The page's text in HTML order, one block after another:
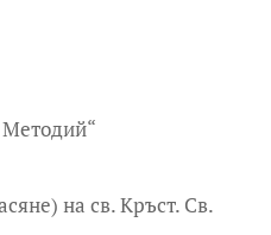
на св. Кръст. Св.